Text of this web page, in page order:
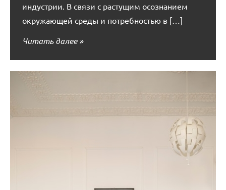
индустрии. В связи с растущим осознанием
окружающей среды и потребностью в […]
Читать далее